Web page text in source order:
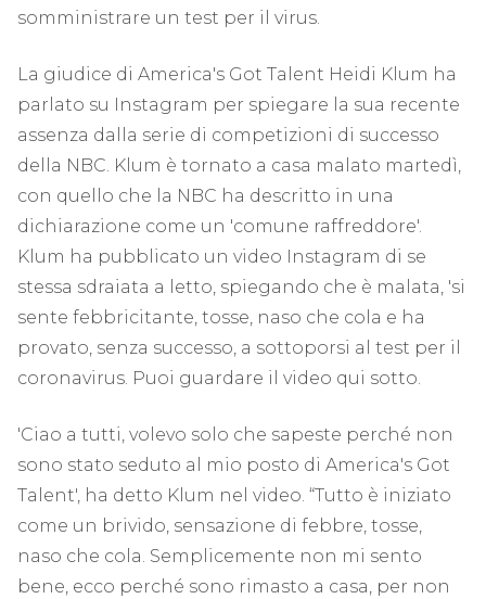
somministrare un test per il virus.
La giudice di America's Got Talent Heidi Klum ha
parlato su Instagram per spiegare la sua recente
assenza dalla serie di competizioni di successo
della NBC. Klum è tornato a casa malato martedì,
con quello che la NBC ha descritto in una
dichiarazione come un 'comune raffreddore'.
Klum ha pubblicato un video Instagram di se
stessa sdraiata a letto, spiegando che è malata, 'si
sente febbricitante, tosse, naso che cola e ha
provato, senza successo, a sottoporsi al test per il
coronavirus. Puoi guardare il video qui sotto.
'Ciao a tutti, volevo solo che sapeste perché non
sono stato seduto al mio posto di America's Got
Talent', ha detto Klum nel video. “Tutto è iniziato
come un brivido, sensazione di febbre, tosse,
naso che cola. Semplicemente non mi sento
bene, ecco perché sono rimasto a casa, per non